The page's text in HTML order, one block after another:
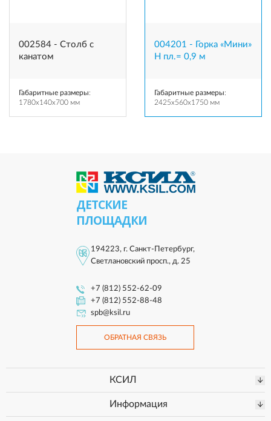
002584 - Столб с
канатом
Габаритные размеры:
1780x140x700 мм
004201 - Горка «Мини»
H пл.= 0,9 м
Габаритные размеры:
2425x560x1750 мм
ДЕТСКИЕ
ПЛОЩАДКИ
194223, г. Санкт-Петербург,
Светлановский просп., д. 25
+7 (812) 552-62-09
+7 (812) 552-88-48
spb@ksil.ru
ОБРАТНАЯ СВЯЗЬ
КСИЛ
Информация